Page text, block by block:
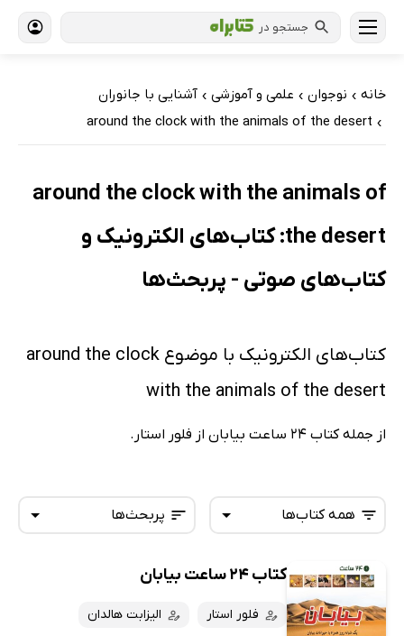
جستجو در
خانه › نوجوان › علمی و آموزشی › آشنایی با جانوران
›
around the clock with the animals of the desert
around the clock with the animals of
the desert: کتاب‌های الکترونیک و
کتاب‌های صوتی - پربحث‌ها
کتاب‌های الکترونیک با موضوع around the clock
with the animals of the desert
از جمله کتاب 24 ساعت بیابان از فلور استار.
پربحث‌ها
تازه‌ها
داغ‌ترین‌ها
همه کتاب‌ها
همه کتاب‌ها
کتاب‌های صوتی
کتاب 24 ساعت بیابان
فلور استار
الیزابت هالدان